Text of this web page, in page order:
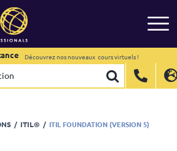
EN FR
NL
Découvrez nos nouveaux cours virtuels !
EN FR
NL
Découvrez nos nouveaux cours virtuels !
/ ITIL® / ITIL FOUNDATION (VERSION 5)
Foundation (version 5)